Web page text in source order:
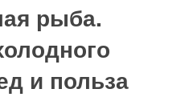
рыба.
и польза